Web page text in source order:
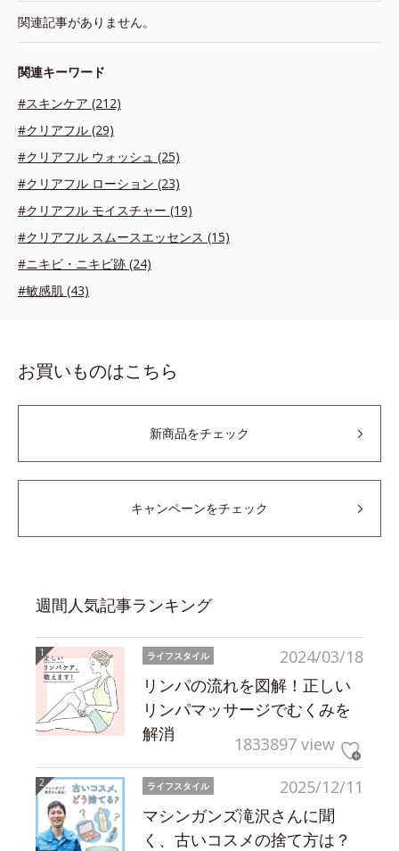
関連記事がありません。
関連キーワード
#スキンケア (212)
#クリアフル (29)
#クリアフル ウォッシュ (25)
#クリアフル ローション (23)
#クリアフル モイスチャー (19)
#クリアフル スムースエッセンス (15)
#ニキビ・ニキビ跡 (24)
#敏感肌 (43)
お買いものはこちら
新商品をチェック
キャンペーンをチェック
週間人気記事ランキング
2024/03/18
ライフスタイル
リンパの流れを図解！正しい
リンパマッサージでむくみを
解消
1833897 view
2025/12/11
ライフスタイル
マシンガンズ滝沢さんに聞
く、古いコスメの捨て方は？